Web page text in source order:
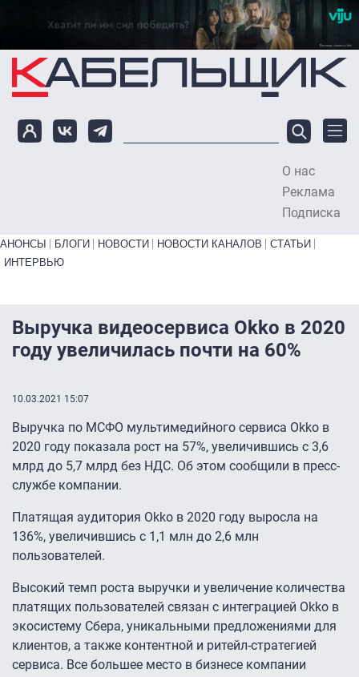
Перейти к основному содержанию
О нас
Реклама
Подписка
Primary links bottom
АНОНСЫ БЛОГИ НОВОСТИ НОВОСТИ КАНАЛОВ
СТАТЬИ
ИНТЕРВЬЮ
Выручка видеосервиса Okko в 2020
году увеличилась почти на 60%
10.03.2021 15:07
Выручка по МСФО мультимедийного сервиса Okko в
2020 году показала рост на 57%, увеличившись с 3,6
млрд до 5,7 млрд без НДС. Об этом сообщили в пресс-
службе компании.
Платящая аудитория Okko в 2020 году выросла на
136%, увеличившись с 1,1 млн до 2,6 млн
пользователей.
Высокий темп роста выручки и увеличение количества
платящих пользователей связан с интеграцией Okko в
экосистему Сбера, уникальными предложениями для
клиентов, а также контентной и ритейл-стратегией
сервиса. Все большее место в бизнесе компании